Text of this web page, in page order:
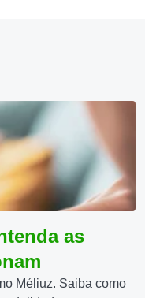
as
Méliuz. Saiba como